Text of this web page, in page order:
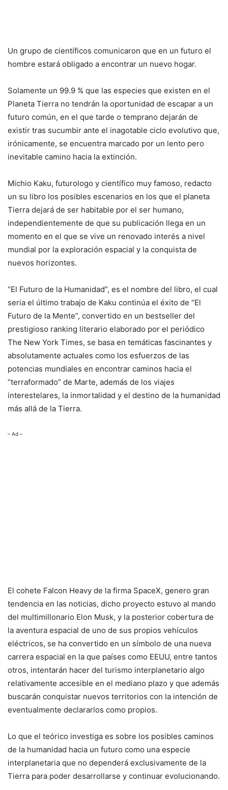
Un grupo de científicos comunicaron que en un futuro el
hombre estará obligado a encontrar un nuevo hogar.
Solamente un 99.9 % que las especies que existen en el
Planeta Tierra no tendrán la oportunidad de escapar a un
futuro común, en el que tarde o temprano dejarán de
existir tras sucumbir ante el inagotable ciclo evolutivo que,
irónicamente, se encuentra marcado por un lento pero
inevitable camino hacia la extinción.
Michio Kaku, futurologo y científico muy famoso, redacto
un su libro los posibles escenarios en los que el planeta
Tierra dejará de ser habitable por el ser humano,
independientemente de que su publicación llega en un
momento en el que se vive un renovado interés a nivel
mundial por la exploración espacial y la conquista de
nuevos horizontes.
“El Futuro de la Humanidad”, es el nombre del libro, el cual
seria el último trabajo de Kaku continúa el éxito de “El
Futuro de la Mente”, convertido en un bestseller del
prestigioso ranking literario elaborado por el periódico
The New York Times, se basa en temáticas fascinantes y
absolutamente actuales como los esfuerzos de las
potencias mundiales en encontrar caminos hacia el
“terraformado” de Marte, además de los viajes
interestelares, la inmortalidad y el destino de la humanidad
más allá de la Tierra.
– Ad –
El cohete Falcon Heavy de la firma SpaceX, genero gran
tendencia en las noticias, dicho proyecto estuvo al mando
del multimillonario Elon Musk, y la posterior cobertura de
la aventura espacial de uno de sus propios vehículos
eléctricos, se ha convertido en un símbolo de una nueva
carrera espacial en la que países como EEUU, entre tantos
otros, intentarán hacer del turismo interplanetario algo
relativamente accesible en el mediano plazo y que además
buscarán conquistar nuevos territorios con la intención de
eventualmente declararlos como propios.
Lo que el teórico investiga es sobre los posibles caminos
de la humanidad hacia un futuro como una especie
interplanetaria que no dependerá exclusivamente de la
Tierra para poder desarrollarse y continuar evolucionando.